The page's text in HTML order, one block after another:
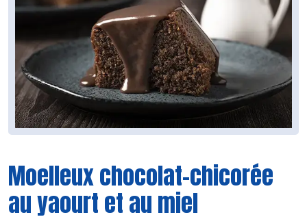
Moelleux chocolat-chicorée
au yaourt et au miel